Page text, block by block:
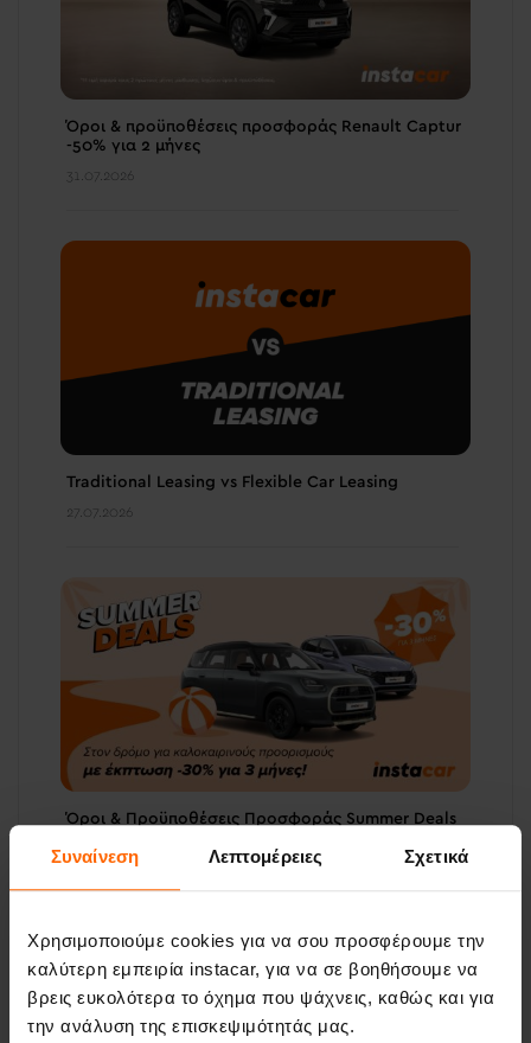
Συναίνεση Λεπτομέρειες Σχετικά
Χρησιμοποιούμε cookies για να σου προσφέρουμε την
καλύτερη εμπειρία instacar, για να σε βοηθήσουμε να
βρεις ευκολότερα το όχημα που ψάχνεις, καθώς και για
την ανάλυση της επισκεψιμότητάς μας.
Όροι & προϋποθέσεις πρoσφοράς Renault Captur
-50% για 2 μήνες
31.07.2026
Traditional Leasing vs Flexible Car Leasing
27.07.2026
Όροι & Προϋποθέσεις Προσφοράς Summer Deals
23.07.2026